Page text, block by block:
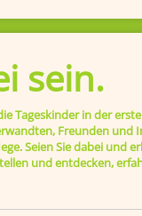
sein.
Tageskinder in der
Freunden und
Seien Sie dabei und
und entdecken,